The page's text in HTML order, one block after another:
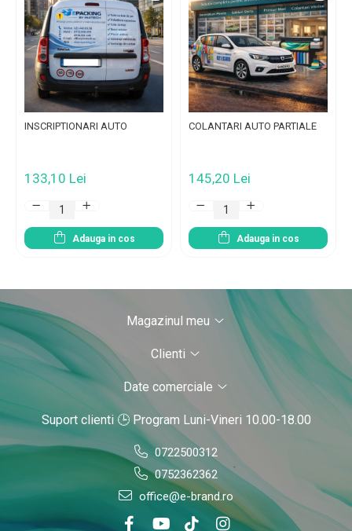
INSCRIPTIONARI AUTO
133,10 Lei
Adauga in cos
COLANTARI AUTO PARTIALE
145,20 Lei
Adauga in cos
Magazinul meu
Clienti
Date comerciale
Suport clienti 🕒 Program Luni-Vineri 10.00-18.00
0722500312
0752362362
office@e-brand.ro